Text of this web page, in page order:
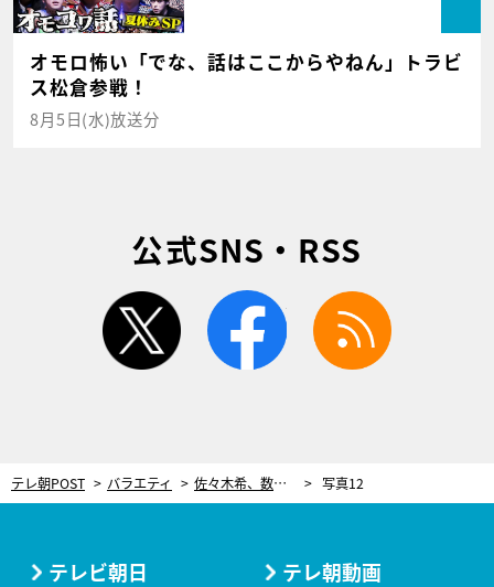
オモロ怖い「でな、話はここからやねん」トラビ
ス松倉参戦！
8月5日(水)放送分
公式SNS・RSS
twitter facebook
テレ朝POST バラエティ 佐々木希、数百万円の価値がある“超激レア紙幣”を手にして絶句！「鳥肌…」 写真12
テレビ朝日 テレ朝動画